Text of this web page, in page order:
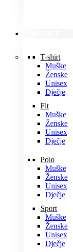
T-shirt
Muške
Ženske
Unisex
Dječje
Fit
Muške
Ženske
Unisex
Dječje
Polo
Muške
Ženske
Unisex
Dječje
Sport
Muške
Ženske
Unisex
Dječje